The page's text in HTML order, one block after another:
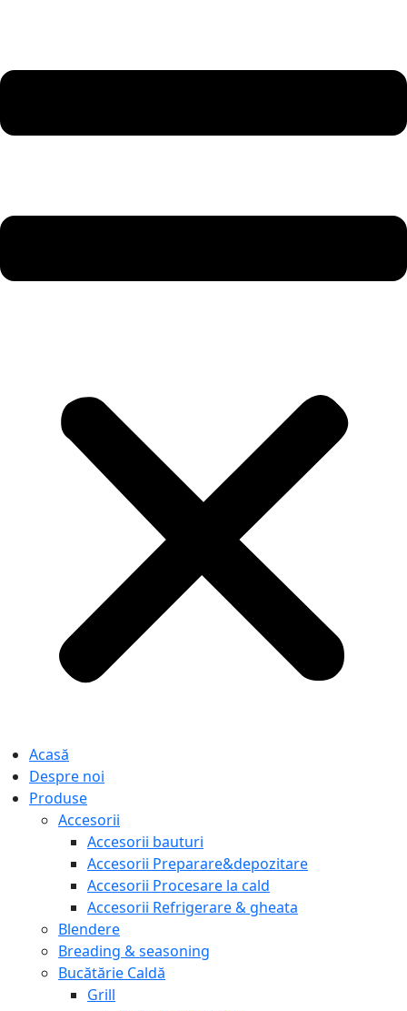
Acasă
Despre noi
Produse
Accesorii
Accesorii bauturi
Accesorii Preparare&depozitare
Accesorii Procesare la cald
Accesorii Refrigerare & gheata
Blendere
Breading & seasoning
Bucătărie Caldă
Grill